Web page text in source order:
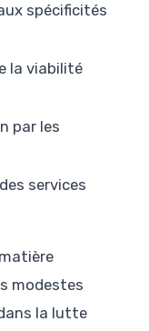
spécificités
la viabilité
par les
services
modestes
la lutte